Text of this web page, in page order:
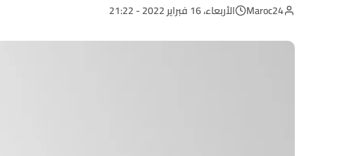
Maroc24 الأربعاء، 16 فبراير 2022 - 21:22